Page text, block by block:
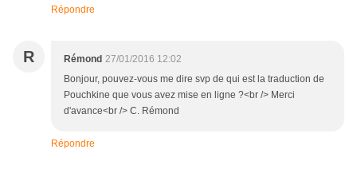
Répondre
R Rémond 27/01/2016 12:02
Bonjour, pouvez-vous me dire svp de qui est la traduction de
Pouchkine que vous avez mise en ligne ?<br /> Merci
d'avance<br /> C. Rémond
Répondre